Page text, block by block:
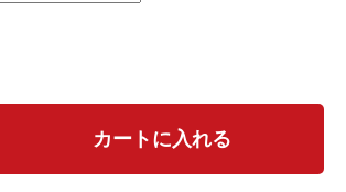
カートに入れる